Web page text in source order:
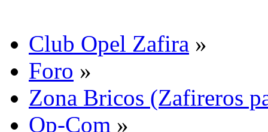
Club Opel Zafira »
Foro »
Zona Bricos (Zafireros
Op-Com »